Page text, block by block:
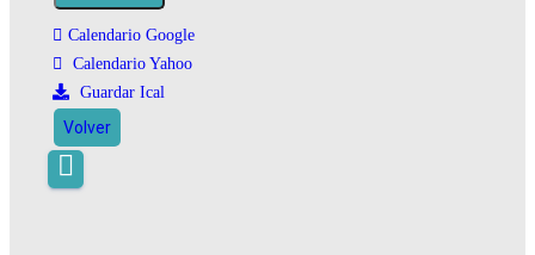
Calendario Google
Calendario Yahoo
Guardar Ical
Volver